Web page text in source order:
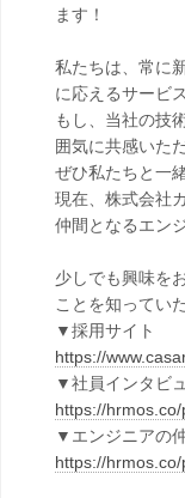
ます！
私たちは、常に
に応えるサービ
もし、当社の技
囲気に共感いた
ぜひ私たちと一
現在、株式会社
仲間となるエン
少しでも興味を
ことを知ってい
▼採用サイト
https://
▼社員インタビ
https://
▼エンジニアの
https://